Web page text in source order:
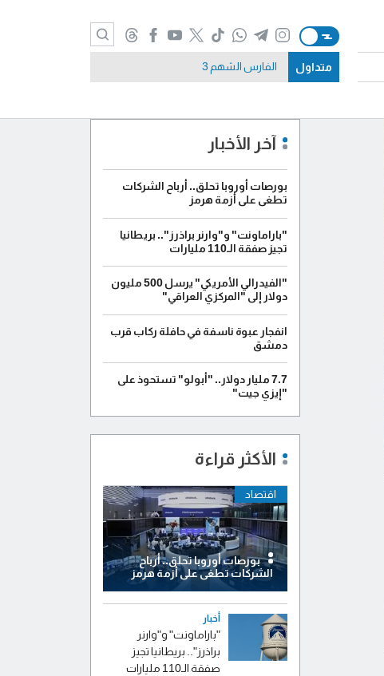
متداول الفارس الشهم 3
آخر الأخبار
بورصات أوروبا تحلق.. أرباح الشركات
تطغى على أزمة هرمز
"باراماونت" و"وارنر براذرز".. بريطانيا
تجيز صفقة الـ110 مليارات
"الفيدرالي الأمريكي" يرسل 500 مليون
دولار إلى "المركزي العراقي"
انفجار عبوة ناسفة في حافلة ركاب قرب
دمشق
7.7 مليار دولار.. "أبولو" تستحوذ على
"إيزي جيت"
الأكثر قراءة
اقتصاد
بورصات أوروبا تحلق.. أرباح
الشركات تطغى على أزمة هرمز
أخبار
"باراماونت" و"وارنر
براذرز".. بريطانيا تجيز
صفقة الـ110 مليارات